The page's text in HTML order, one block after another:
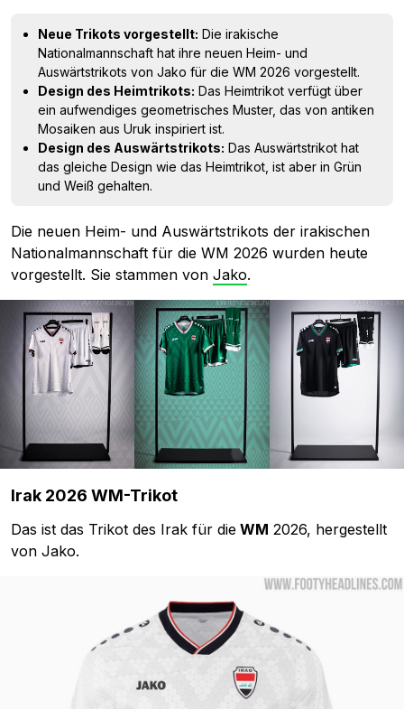
Neue Trikots vorgestellt: Die irakische
Nationalmannschaft hat ihre neuen Heim- und
Auswärtstrikots von Jako für die WM 2026 vorgestellt.
Design des Heimtrikots: Das Heimtrikot verfügt über
ein aufwendiges geometrisches Muster, das von antiken
Mosaiken aus Uruk inspiriert ist.
Design des Auswärtstrikots: Das Auswärtstrikot hat
das gleiche Design wie das Heimtrikot, ist aber in Grün
und Weiß gehalten.
Die neuen Heim- und Auswärtstrikots der irakischen
Nationalmannschaft für die WM 2026 wurden heute
vorgestellt. Sie stammen von Jako.
Irak 2026 WM-Trikot
Das ist das Trikot des Irak für die WM 2026, hergestellt
von Jako.